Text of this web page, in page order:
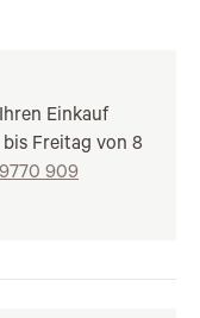
Einkauf
Freitag von 8
909